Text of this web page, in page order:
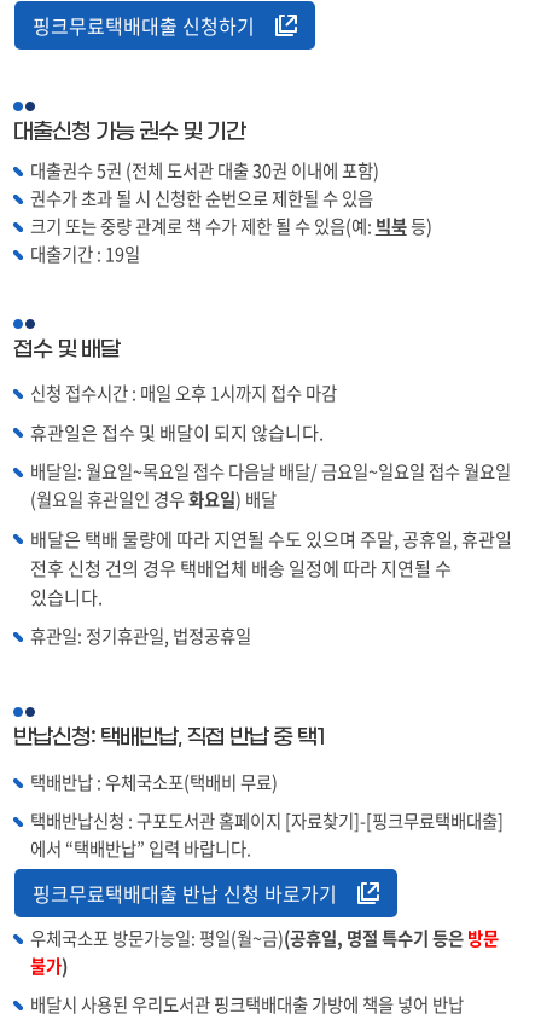
핑크무료택배대출 신청하기
대출신청 가능 권수 및 기간
대출권수 5권 (전체 도서관 대출 30권 이내에 포함)
권수가 초과 될 시 신청한 순번으로 제한될 수 있음
크기 또는 중량 관계로 책 수가 제한 될 수 있음(예: 빅북등)
대출기간 : 19일
접수 및 배달
신청 접수시간 : 매일 오후 1시까지 접수 마감
휴관일은 접수 및 배달이 되지 않습니다.
배달일: 월요일~목요일 접수 다음날 배달/ 금요일~일요일 접수 월요일
(월요일 휴관일인 경우화요일) 배달
배달은 택배 물량에 따라 지연될 수도 있으며 주말, 공휴일, 휴관일
전후 신청 건의 경우 택배업체 배송 일정에 따라 지연될 수
있습니다.
휴관일: 정기휴관일, 법정공휴일
반납신청: 택배반납, 직접 반납 중 택1
택배반납 : 우체국소포(택배비 무료)
택배반납신청 : 구포도서관 홈페이지 [자료찾기]-[핑크무료택배대출]
에서 “택배반납” 입력 바랍니다.
핑크무료택배대출 반납 신청 바로가기
우체국소포 방문가능일: 평일(월~금)(공휴일, 명절 특수기 등은방문
불가)
배달시 사용된 우리도서관 핑크택배대출 가방에 책을 넣어 반납